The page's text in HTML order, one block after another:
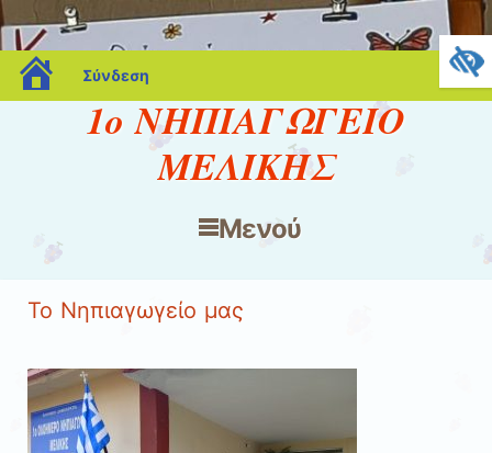
blogs.sch.gr
Σύνδεση
1ο ΝΗΠΙΑΓΩΓΕΙΟ
ΜΕΛΙΚΗΣ
Μενού
Μετάβαση στο περιεχόμενο
Το Νηπιαγωγείο μας